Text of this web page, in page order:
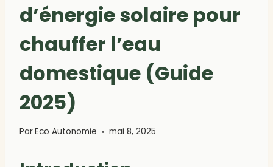
d’énergie solaire pour
chauffer l’eau
domestique (Guide
2025)
ParEco Autonomie mai 8, 2025